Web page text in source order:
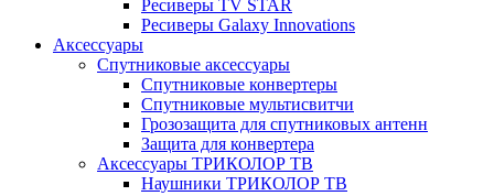
Ресиверы TV STAR
Ресиверы Galaxy Innovations
Аксессуары
Спутниковые аксессуары
Спутниковые конвертеры
Спутниковые мультисвитчи
Грозозащита для спутниковых антенн
Защита для конвертера
Аксессуары ТРИКОЛОР ТВ
Наушники ТРИКОЛОР ТВ